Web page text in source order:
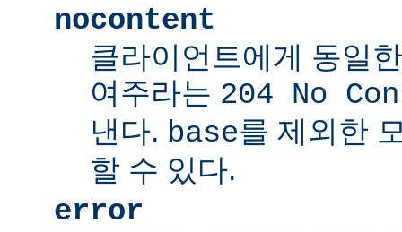
nocontent
클라이언트에게 동일
여주라는 204 No
낸다. base를 제외한
할 수 있다.
error